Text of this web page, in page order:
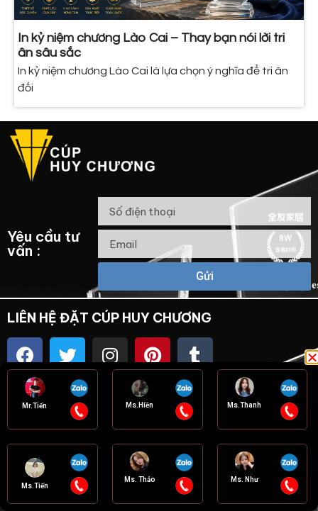
In kỷ niệm chương Lào Cai – Thay bạn nói lời tri
ân sâu sắc
In kỷ niệm chương Lào Cai là lựa chọn ý nghĩa để tri ân
đối
Yêu cầu tư
vấn :
Gửi
LIÊN HỆ ĐẶT CÚP HUY CHƯƠNG
Hotline Tư Vấn Viên
Tel – zalo: 0906.345.190 (Mr. Tiến)
Tel – zalo: 0909.178.015 (Ms.Hiền)
Tel – zalo: 090.933.4418 ( Ms.Thanh)
Tel – zalo: 0931.832.450 (Ms.Tiến)
Liên hệ tư vấn
Mr.Tiến Ms.Hiền Ms.Thanh
Ms.Tiến
Ms. Thảo Ms. Như